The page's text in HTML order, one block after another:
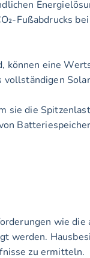
Fußabdrucks
wie die
werden.
zu ermitteln.